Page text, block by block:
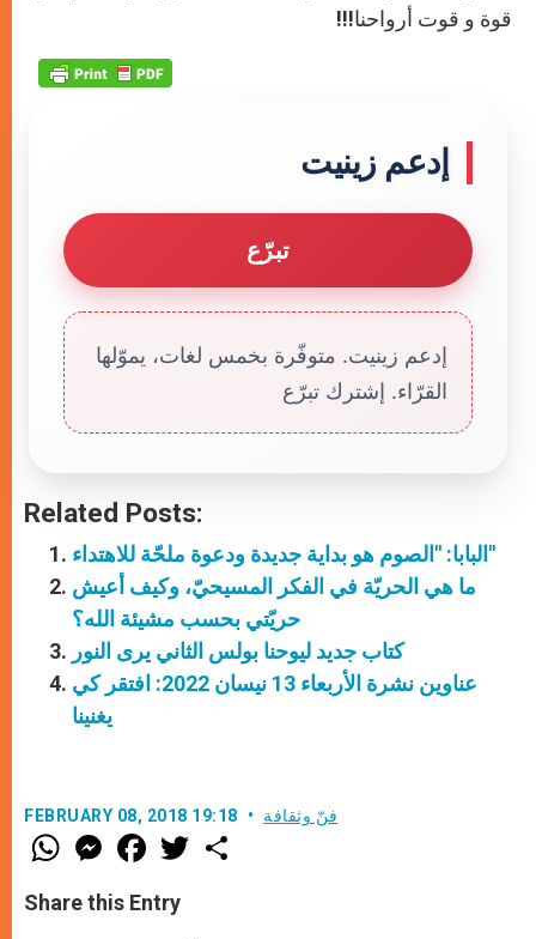
قوة و قوت أرواحنا!!!
إدعم زينيت
تبرّع
إدعم زينيت. متوفّرة بخمس لغات، يموّلها
القرّاء. إشترك تبرّع
Related Posts:
البابا: "الصوم هو بداية جديدة ودعوة ملحّة للاهتداء"
ما هي الحريّة في الفكر المسيحيّ، وكيف أعيش
حريّتي بحسب مشيئة الله؟
كتاب جديد ليوحنا بولس الثاني يرى النور
عناوين نشرة الأربعاء 13 نيسان 2022: افتقر كي
يغنينا
FEBRUARY 08, 2018 19:18 فنّ وثقافة
W
h
t
s
M
e
s
e
F
a
e
b
w
Share this Entry